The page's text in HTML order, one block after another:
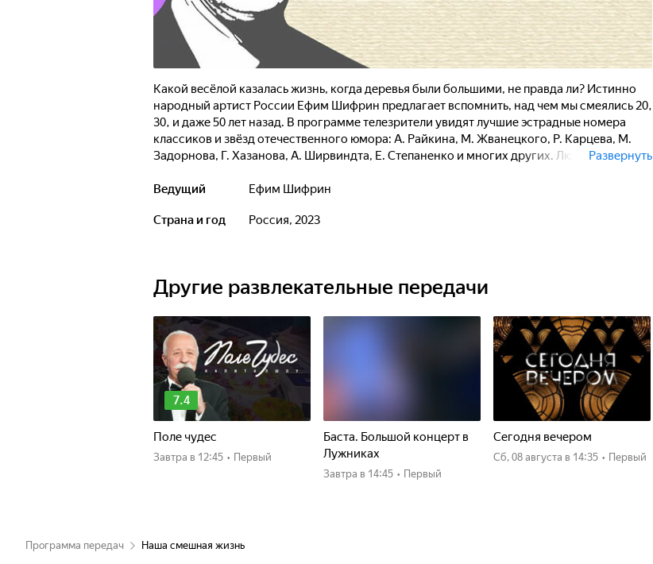
Какой весёлой казалась жизнь, когда деревья были большими, не правда ли? Истинно
народный артист России Ефим Шифрин предлагает вспомнить, над чем мы смеялись 20,
30, и даже 50 лет назад. В программе телезрители увидят лучшие эстрадные номера
классиков и звёзд отечественного юмора: А. Райкина, М. Жванецкого, Р. Карцева, М.
Задорнова, Г. Хазанова, А. Ширвиндта, Е. Степаненко и многих других. Любимые
продолжается и подкидывает новые темы для смеха. Или всё новое - всего лишь хорошо
Развернуть
Ведущий Ефим Шифрин
Страна и год Россия, 2023
Другие развлекательные передачи
7.4
Поле чудес
Завтра в 12:45 • Первый
Баста. Большой концерт в
Лужниках
Завтра в 14:45 • Первый
Сегодня вечером
сб, 08 августа в 14:35 • Первый
Программа передач Наша смешная жизнь